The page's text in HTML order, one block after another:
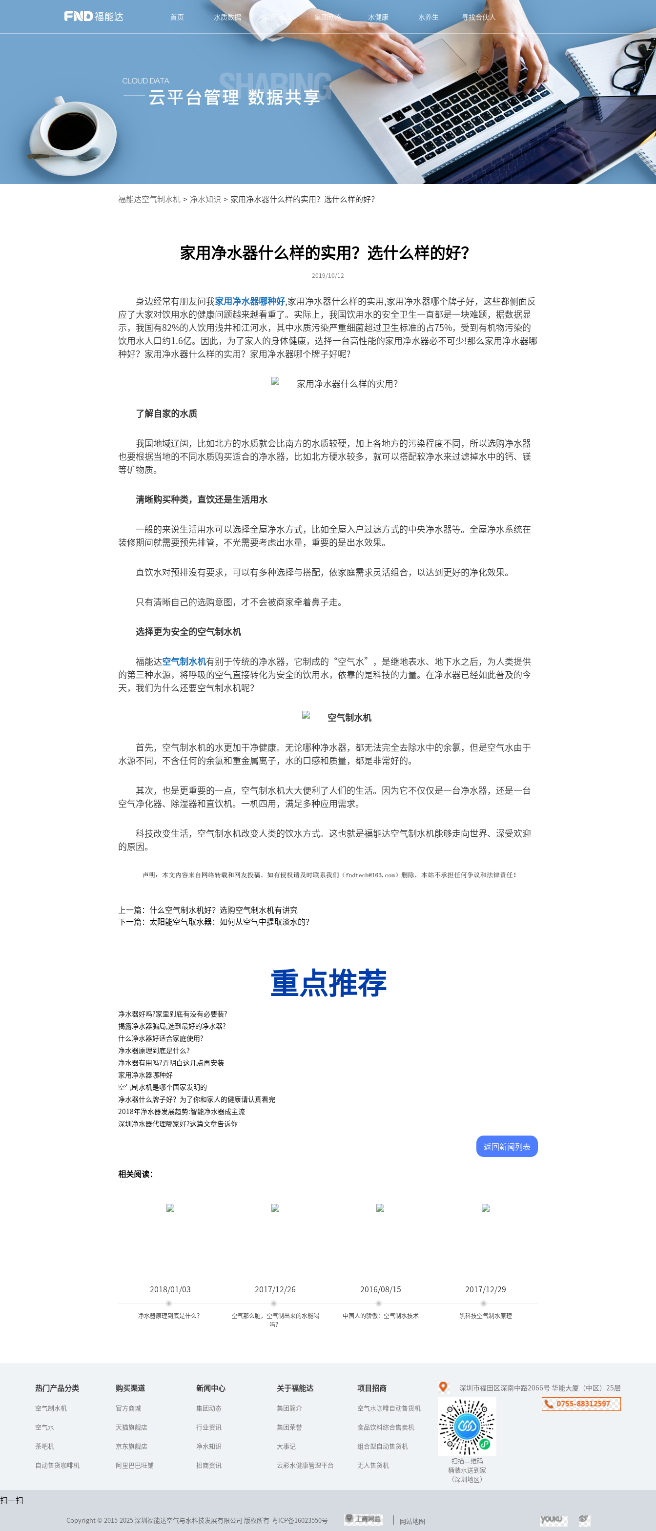
首页 水质数据 官网商城 集团动态 水健康 水养生 寻找合伙人
福能达空气制水机 > 净水知识 > 家用净水器什么样的实用？选什么样的好？
家用净水器什么样的实用？选什么样的好？
2019/10/12
身边经常有朋友问我家用净水器哪种好,家用净水器什么样的实用,家用净水器哪个牌子好，这些都侧面反
应了大家对饮用水的健康问题越来越看重了。实际上，我国饮用水的安全卫生一直都是一块难题，据数据显
示，我国有82%的人饮用浅井和江河水，其中水质污染严重细菌超过卫生标准的占75%，受到有机物污染的
饮用水人口约1.6亿。因此，为了家人的身体健康，选择一台高性能的家用净水器必不可少!那么家用净水器哪
种好？家用净水器什么样的实用？家用净水器哪个牌子好呢?
了解自家的水质
我国地域辽阔，比如北方的水质就会比南方的水质较硬，加上各地方的污染程度不同，所以选购净水器
也要根据当地的不同水质购买适合的净水器，比如北方硬水较多，就可以搭配软净水来过滤掉水中的钙、镁
等矿物质。
清晰购买种类，直饮还是生活用水
一般的来说生活用水可以选择全屋净水方式，比如全屋入户过滤方式的中央净水器等。全屋净水系统在
装修期间就需要预先排管，不光需要考虑出水量，重要的是出水效果。
直饮水对预排没有要求，可以有多种选择与搭配，依家庭需求灵活组合，以达到更好的净化效果。
只有清晰自己的选购意图，才不会被商家牵着鼻子走。
选择更为安全的空气制水机
福能达空气制水机有别于传统的净水器，它制成的“空气水”，是继地表水、地下水之后，为人类提供
的第三种水源，将呼吸的空气直接转化为安全的饮用水，依靠的是科技的力量。在净水器已经如此普及的今
天，我们为什么还要空气制水机呢？
首先，空气制水机的水更加干净健康。无论哪种净水器，都无法完全去除水中的余氯，但是空气水由于
水源不同，不含任何的余氯和重金属离子，水的口感和质量，都是非常好的。
其次，也是更重要的一点，空气制水机大大便利了人们的生活。因为它不仅仅是一台净水器，还是一台
空气净化器、除湿器和直饮机。一机四用，满足多种应用需求。
科技改变生活，空气制水机改变人类的饮水方式。这也就是福能达空气制水机能够走向世界、深受欢迎
的原因。
上一篇：什么空气制水机好？选购空气制水机有讲究
下一篇：太阳能空气取水器：如何从空气中提取淡水的？
重点推荐
净水器好吗?家里到底有没有必要装?
揭露净水器骗局,选到最好的净水器?
什么净水器好适合家庭使用?
净水器原理到底是什么?
净水器有用吗?弄明白这几点再安装
家用净水器哪种好
空气制水机是哪个国家发明的
净水器什么牌子好？为了你和家人的健康请认真看完
2018年净水器发展趋势:智能净水器成主流
深圳净水器代理哪家好?这篇文章告诉你
返回新闻列表
相关阅读：
2018/01/03
净水器原理到底是什么？
饮用水的质量开始被人们
入人们的家中。那么，净
能达到净水...
2017/12/26
空气那么脏，空气制出来的水能喝
吗？
如何从空气中取水？初次
一反应都是：“如今的空
2016/08/15
中国人的骄傲：空气制水技术
近几年的报纸经常看到叙
地下矿泉水，还有报道称
制水机。其实早在1989
2017/12/29
黑科技空气制水原理
自21世纪以来，“黑科
技”从以往的幻想到如今
的普及，各种黑科技产
品“扑面而来”，黑科
技“空气制水机​”的出现
就深深的打动...
热门产品分类
空气制水机
空气水
茶吧机
自动售货咖啡机
购买渠道
官方商城
天猫旗舰店
京东旗舰店
阿里巴巴旺铺
新闻中心
集团动态
行业资讯
净水知识
招商资讯
关于福能达
集团简介
集团荣誉
大事记
云彩水健康管理平台
项目招商
空气水咖啡自动售货机
食品饮料综合售卖机
组合型自动售货机
无人售货机
深圳市福田区深南中路2066号 华能大厦（中区）25层
扫描二维码
桶装水送到家
（深圳地区）
扫一扫
Copyright © 2015-2025 深圳福能达空气与水科技发展有限公司 版权所有 粤ICP备16023550号 网站地图